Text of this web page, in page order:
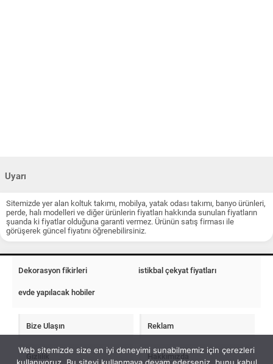
Uyarı
Sitemizde yer alan koltuk takımı, mobilya, yatak odası takımı, banyo ürünleri,
perde, halı modelleri ve diğer ürünlerin fiyatları hakkında sunulan fiyatların
şuanda ki fiyatlar olduğuna garanti vermez. Ürünün satış firması ile
görüşerek güncel fiyatını öğrenebilirsiniz.
Dekorasyon fikirleri istikbal çekyat fiyatları
evde yapılacak hobiler
Bize Ulaşın Reklam
Gizlilik Hakkımızda
Web sitemizde size en iyi deneyimi sunabilmemiz için çerezleri